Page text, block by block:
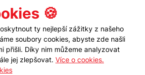
Sledujte nás
🍪
ty nejlepší zážitky z našeho
soubory cookies, abyste zde našli
přišli. Díky nim můžeme analyzovat
jej zlepšovat. Více o cookies.